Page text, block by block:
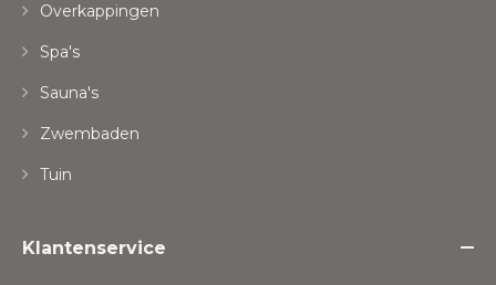
Overkappingen
Spa's
Sauna's
Zwembaden
Tuin
Klantenservice